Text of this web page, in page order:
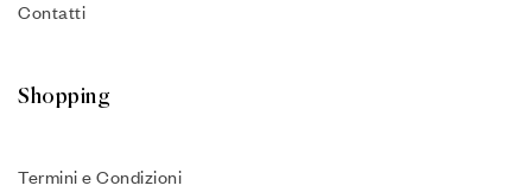
Contatti
Shopping
Termini e Condizioni